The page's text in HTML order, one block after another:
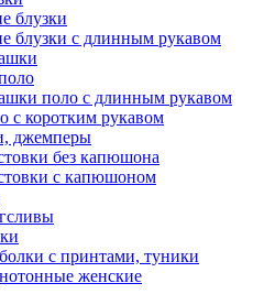
блузки
блузки с длинным рукавом
поло с длинным рукавом
с коротким рукавом
джемперы
без капюшона
с капюшоном
с принтами, туники
женские